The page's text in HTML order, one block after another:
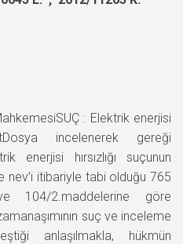
: Elektrik enerjisi
incelenerek gereği
enerjisi hırsızlığı suçunun
nev’i itibariyle tabi olduğu 765
104/2.maddelerine göre
suç ve inceleme
anlaşılmakla, hükmün